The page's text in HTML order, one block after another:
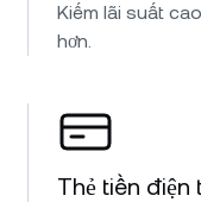
Kiếm lãi suất
hơn.
Thẻ tiền điện